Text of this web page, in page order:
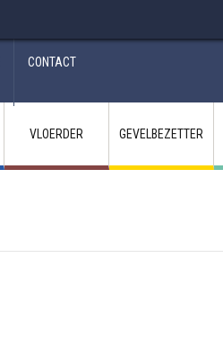
CONTACT
VLOERDER GEVELBEZETTER